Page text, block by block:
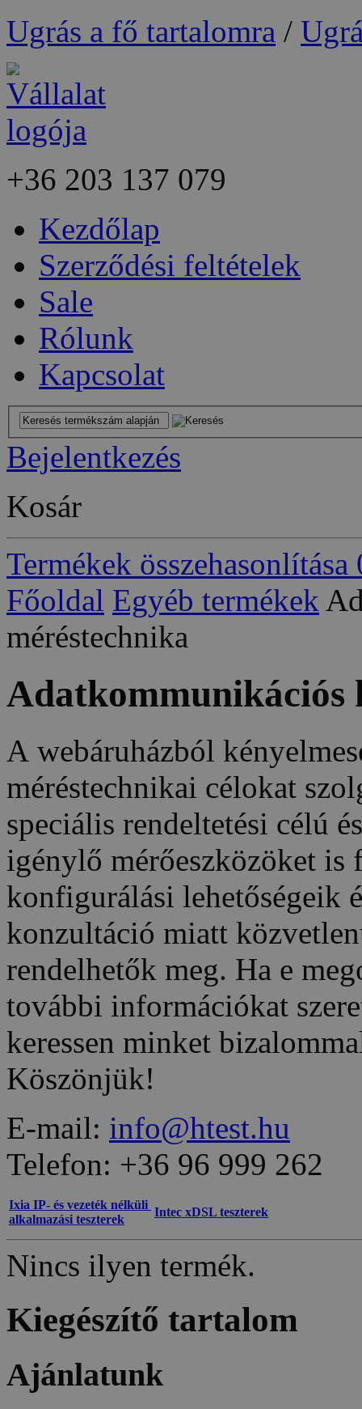
Ugrás a fő tartalomra /
+36 203 137 079
Kezdőlap
Szerződési feltételek
Sale
Rólunk
Kapcsolat
Bejelentkezés
Kosár
Termékek összehasonlítása
Főoldal Egyéb termékek
méréstechnika
Adatkommunikációs
A webáruházból
méréstechnikai célokat
speciális rendeltetési célú
igénylő mérőeszközöket is
konfigurálási lehetőségeik
konzultáció miatt
rendelhetők meg. Ha e
további információkat
keressen minket
Köszönjük!
E-mail: info@htest.hu
Telefon: +36 96 999 262
Ixia IP- és vezeték nélküli
alkalmazási teszterek
Intec xDSL teszterek
Nincs ilyen termék.
Kiegészítő tartalom
Ajánlatunk